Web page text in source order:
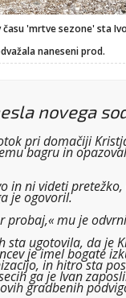
'mrtve sezone' sta
naneseni prod.
novega
pri domačiji
bagru in
in ni videti
je ogovoril.
probaj,« mu je
sta ugotovila, da je
je imel bogate
in hitro sta
ga je Ivan
gradbenih